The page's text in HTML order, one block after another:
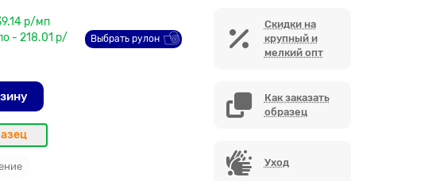
р/мп
- 218.01 р/
Выбрать рулон
Скидки на
крупный и
мелкий опт
Как заказать
образец
Уход